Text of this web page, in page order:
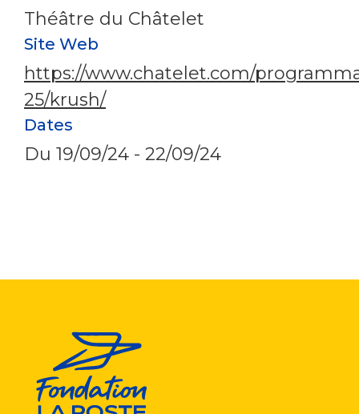
Théâtre du Châtelet
Site Web
https://www.chatelet.com/
25/krush/
Dates
Du 19/09/24 - 22/09/24